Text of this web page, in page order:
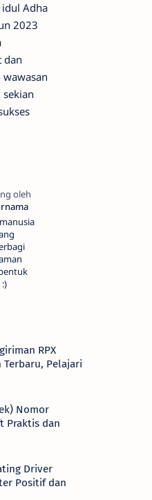
Adha
2023
dan
sekian
RPX
Terbaru, Pelajari
Nomor
Praktis dan
Driver
Positif dan